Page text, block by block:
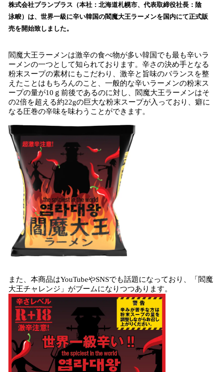
！
数
を
込
み
中
で
す
株式会社プランプラス（本社：北海道札幌市、代表取締役社長：陰
泳畯）は、世界一級に辛い韓国の閻魔大王ラーメンを国内にて正式販
売を開始致しました。
閻魔大王ラーメンは激辛の食べ物が多い韓国でも最も辛いラ
ーメンの一つとして知られております。辛さの決め手となる
粉末スープの素材にもこだわり、激辛と旨味のバランスを整
えたことはもちろんのこと、一般的な辛いラーメンの粉末ス
ープの量が10ｇ前後であるのに対し、閻魔大王ラーメンはそ
の2倍を超える約22gの巨大な粉末スープが入っており、癖に
なる圧巻の辛味を味わうことができます。
また、本商品はYouTubeやSNSでも話題になっており、「閻魔
大王チャレンジ」がブームになりつつあります。